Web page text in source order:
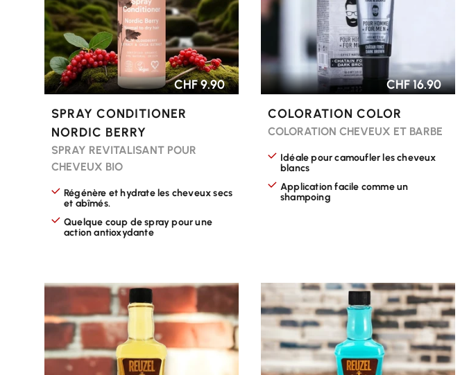
CHF 9.90
SPRAY CONDITIONER
NORDIC BERRY
SPRAY REVITALISANT POUR
CHEVEUX BIO
Régénère et hydrate les cheveux secs
et abîmés.
Quelque coup de spray pour une
action antioxydante
CHF 16.90
COLORATION COLOR
COLORATION CHEVEUX ET BARBE
Idéale pour camoufler les cheveux
blancs
Application facile comme un
shampoing
CHOISIR LES OPTIONS CHOISIR LES OPTIONS